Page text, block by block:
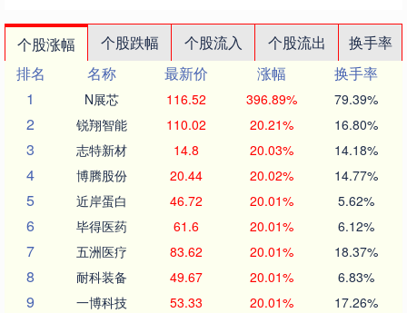
个股涨幅 个股跌幅 个股流入 个股流出
换手率
排名
名称 最新价 涨幅
换手率
1
N展芯 116.52 396.89% 79.39%
2 锐翔智能 110.02 20.21% 16.80%
3 志特新材 14.8 20.03% 14.18%
4 博腾股份 20.44 20.02% 14.77%
5 近岸蛋白 46.72 20.01% 5.62%
6 毕得医药 61.6 20.01% 6.12%
7 五洲医疗 83.62 20.01% 18.37%
8 耐科装备 49.67 20.01% 6.83%
9 一博科技 53.33 20.01% 17.26%